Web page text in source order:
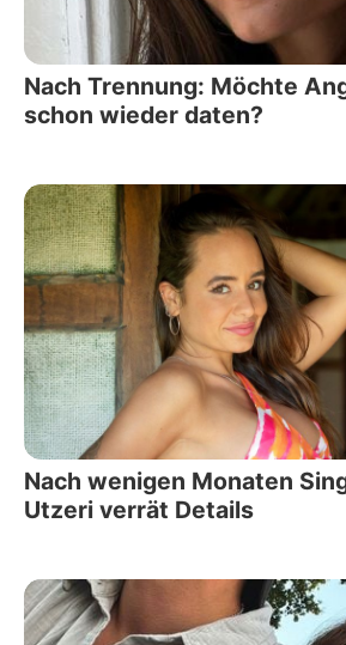
Nach Trennung: Möchte
schon wieder daten?
Nach wenigen Monaten
Utzeri verrät Details